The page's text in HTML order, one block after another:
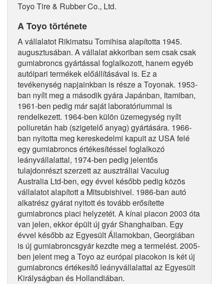
Toyo Tire & Rubber Co., Ltd.
A Toyo története
A vállalatot Rikimatsu Tomihisa alapította 1945.
augusztusában. A vállalat akkoriban sem csak csak
gumiabroncs gyártással foglalkozott, hanem egyéb
autóipari termékek előállításával is. Ez a
tevékenység napjainkban is része a Toyonak. 1953-
ban nyílt meg a második gyára Japánban, Itamiban,
1961-ben pedig már saját laboratóriummal is
rendelkezett. 1964-ben külön üzemegység nyílt
poliuretán hab (szigetelő anyag) gyártására. 1966-
ban nyitotta meg kereskedelmi kapuit az USA felé
egy gumiabroncs értékesítéssel foglalkozó
leányvállalattal, 1974-ben pedig jelentős
tulajdonrészt szerzett az ausztráliai Vaculug
Australia Ltd-ben, egy évvel később pedig közös
vállalatot alapított a Mitsubishivel. 1986-ban autó
alkatrész gyárat nyitott és tovább erősítette
gumiabroncs piaci helyzetét. A kínai piacon 2003 óta
van jelen, ekkor épült új gyár Shanghaiban. Egy
évvel később az Egyesült Államokban, Georgiában
is új gumiabroncsgyár kezdte meg a termelést. 2005-
ben jelent meg a Toyo az európai piacokon is két új
gumiabroncs értékesítő leányvállalattal az Egyesült
Királyságban és Hollandiában.